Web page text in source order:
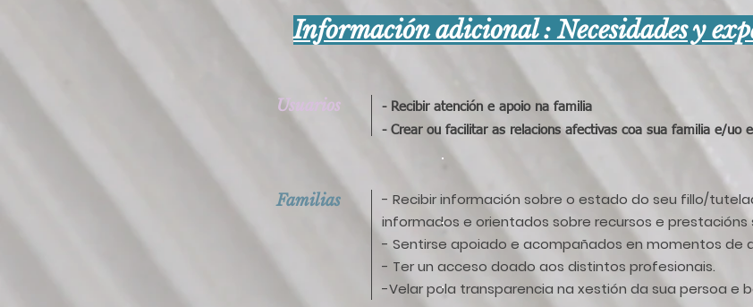
Información adicional : Necesidades y
Usuarios
Familias
- Recibir atención e apoio na familia
- Crear ou facilitar as relacions afectivas coa sua familia e/uo
- Recibir información sobre o estado do seu fillo/
informados e orientados sobre recursos e prestacións
- Sentirse apoiado e acompañados en momentos de
- Ter un acceso doado aos distintos profesionais.
-Velar pola transparencia na xestión da sua persoa e